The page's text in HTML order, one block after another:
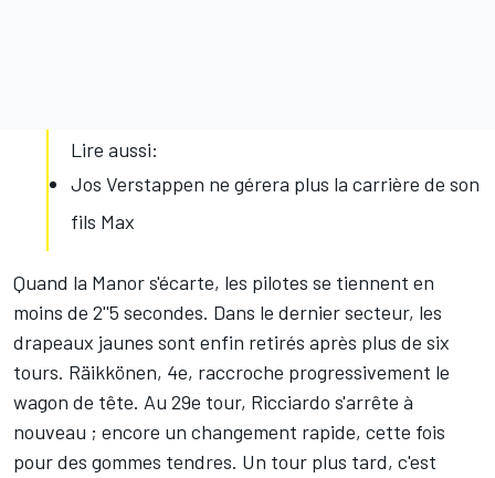
Lire aussi:
Jos Verstappen ne gérera plus la carrière de son
fils Max
Quand la Manor s'écarte, les pilotes se tiennent en
moins de 2''5 secondes. Dans le dernier secteur, les
drapeaux jaunes sont enfin retirés après plus de six
tours. Räikkönen, 4e, raccroche progressivement le
wagon de tête. Au 29e tour, Ricciardo s'arrête à
nouveau ; encore un changement rapide, cette fois
pour des gommes tendres. Un tour plus tard, c'est